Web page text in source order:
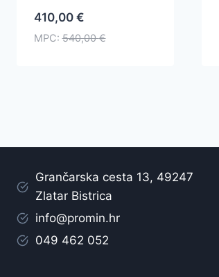
410,00 €
MPC:540,00€
Grančarska cesta 13, 49247
Zlatar Bistrica
info@promin.hr
049 462 052